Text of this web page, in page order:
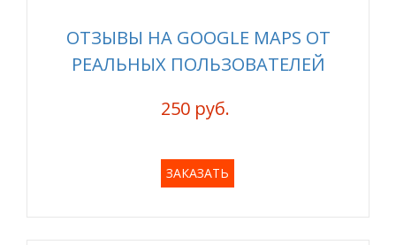
ОТЗЫВЫ НА GOOGLE MAPS ОТ
РЕАЛЬНЫХ ПОЛЬЗОВАТЕЛЕЙ
250 руб.
ЗАКАЗАТЬ